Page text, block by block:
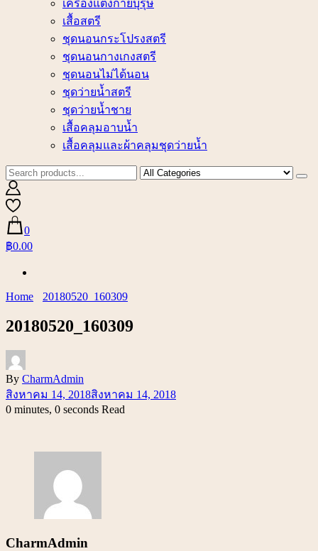
เครื่องแต่งกายบุรุษ
เสื้อสตรี
ชุดนอนกระโปรงสตรี
ชุดนอนกางเกงสตรี
ชุดนอนไม่ได้นอน
ชุดว่ายน้ำสตรี
ชุดว่ายน้ำชาย
เสื้อคลุมอาบน้ำ
เสื้อคลุมและผ้าคลุมชุดว่ายน้ำ
0
฿0.00
Home 20180520_160309
20180520_160309
By CharmAdmin
สิงหาคม 14, 2018สิงหาคม 14, 2018
0 minutes, 0 seconds Read
CharmAdmin